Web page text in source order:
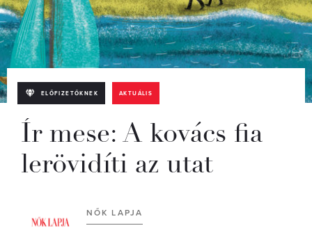
ELŐFIZETŐKNEK AKTUÁLIS
Ír mese: A kovács fia
lerövidíti az utat
NŐK LAPJA